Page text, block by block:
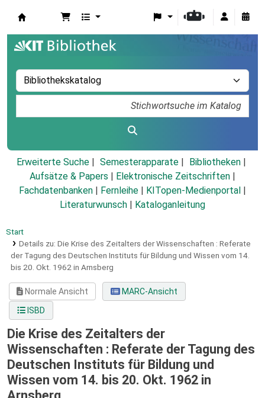
Erweiterte Suche Semesterapparate
Bibliotheken
Aufsätze & Papers
Elektronische Zeitschriften
Fachdatenbanken
Fernleihe KITopen-Medienportal
Literaturwunsch
Kataloganleitung
Start
Details zu: Die Krise des Zeitalters der Wissenschaften : Referate
der Tagung des Deutschen Instituts für Bildung und Wissen vom 14.
bis 20. Okt. 1962 in Arnsberg
Normale Ansicht
MARC-Ansicht
ISBD
Die Krise des Zeitalters der
Wissenschaften : Referate der Tagung des
Deutschen Instituts für Bildung und
Wissen vom 14. bis 20. Okt. 1962 in